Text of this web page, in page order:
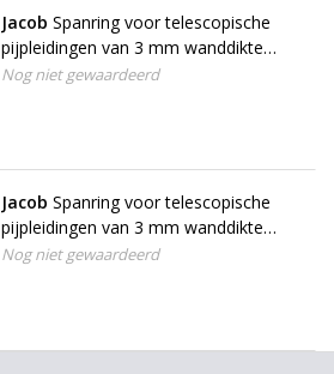
Jacob Spanring voor telescopische
pijpleidingen van 3 mm wanddikte,
W1
Nog niet gewaardeerd
Jacob Spanring voor telescopische
pijpleidingen van 3 mm wanddikte,
W4 (RVS 304)
Nog niet gewaardeerd